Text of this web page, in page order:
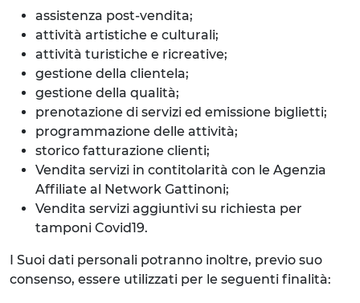
assistenza post-vendita;
attività artistiche e culturali;
attività turistiche e ricreative;
gestione della clientela;
gestione della qualità;
prenotazione di servizi ed emissione biglietti;
programmazione delle attività;
storico fatturazione clienti;
Vendita servizi in contitolarità con le Agenzia
Affiliate al Network Gattinoni;
Vendita servizi aggiuntivi su richiesta per
tamponi Covid19.
I Suoi dati personali potranno inoltre, previo suo
consenso, essere utilizzati per le seguenti finalità: